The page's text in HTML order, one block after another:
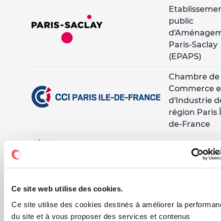
Ce site web utilise des cookies.
Ce site utilise des cookies destinés à améliorer la
du site et à vous proposer des services et contenus
public
Paris-Saclay
(EPAPS)
Chambre de
Commerce
d'Industrie
région Paris
de-France
d'Île-de-